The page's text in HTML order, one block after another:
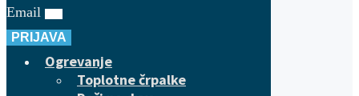
Email
PRIJAVA
Ogrevanje
Toplotne črpalke